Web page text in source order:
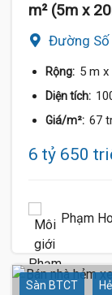
m² (5m x
Đường Số
Rộng: 5 m x
Diện tích:
Giá/m²: 67
6 tỷ 650
Phạm
Sàn BTCT